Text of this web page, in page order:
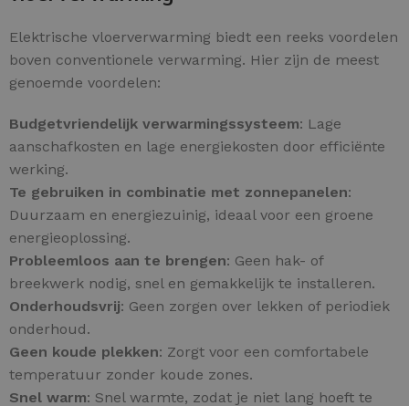
Elektrische vloerverwarming biedt een reeks voordelen
boven conventionele verwarming. Hier zijn de meest
genoemde voordelen:
Budgetvriendelijk verwarmingssysteem: Lage
aanschafkosten en lage energiekosten door efficiënte
werking.
Te gebruiken in combinatie met zonnepanelen:
Duurzaam en energiezuinig, ideaal voor een groene
energieoplossing.
Probleemloos aan te brengen: Geen hak- of
breekwerk nodig, snel en gemakkelijk te installeren.
Onderhoudsvrij: Geen zorgen over lekken of periodiek
onderhoud.
Geen koude plekken: Zorgt voor een comfortabele
temperatuur zonder koude zones.
Snel warm: Snel warmte, zodat je niet lang hoeft te